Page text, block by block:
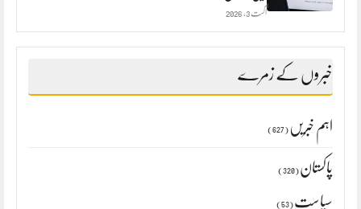
اگست 3, 2026
خبروں کے زمرے
اہم خبریں (627)
پاکستان (320)
سیاست (53)